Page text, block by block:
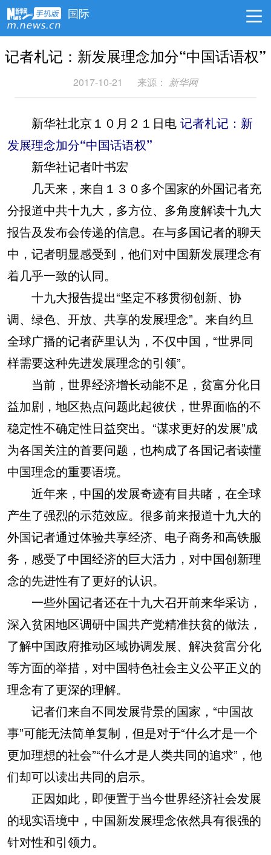
国际
记者札记：新发展理念加分“中国话语权”
2017-10-21 来源： 新华网
新华社北京１０月２１日电 记者札记：新
发展理念加分“中国话语权”
新华社记者叶书宏
几天来，来自１３０多个国家的外国记者充
分报道中共十九大，多方位、多角度解读十九大
报告及发布会传递的信息。在与多国记者的聊天
中，记者明显感受到，他们对中国新发展理念有
着几乎一致的认同。
十九大报告提出“坚定不移贯彻创新、协
调、绿色、开放、共享的发展理念”。来自约旦
全球广播的记者萨里认为，不仅中国，“世界同
样需要这种先进发展理念的引领”。
当前，世界经济增长动能不足，贫富分化日
益加剧，地区热点问题此起彼伏，世界面临的不
稳定性不确定性日益突出。“谋求更好的发展”成
为各国关注的首要问题，也构成了各国记者读懂
中国理念的重要语境。
近年来，中国的发展奇迹有目共睹，在全球
产生了强烈的示范效应。很多前来报道十九大的
外国记者通过体验共享经济、电子商务和高铁服
务，感受了中国经济的巨大活力，对中国创新理
念的先进性有了更好的认识。
一些外国记者还在十九大召开前来华采访，
深入贫困地区调研中国共产党精准扶贫的做法，
了解中国政府推动区域协调发展、解决贫富分化
等方面的举措，对中国特色社会主义公平正义的
理念有了更深的理解。
记者们来自不同发展背景的国家，“中国故
事”可能无法简单复制，但是对于“什么才是一个
更加理想的社会”“什么才是人类共同的追求”，他
们却可以读出共同的启示。
正因如此，即便置于当今世界经济社会发展
的现实语境中，中国新发展理念依然具有很强的
针对性和引领力。